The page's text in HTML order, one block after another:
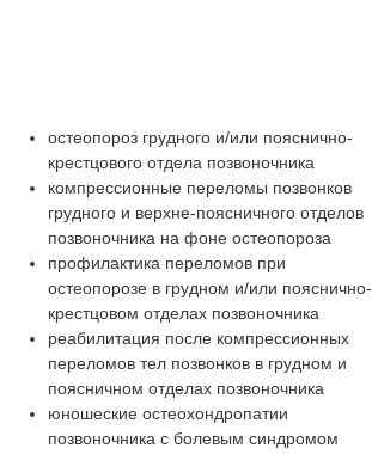
остеопороз грудного и/или пояснично-
крестцового отдела позвоночника
компрессионные переломы позвонков
грудного и верхне-поясничного отделов
позвоночника на фоне остеопороза
профилактика переломов при
остеопорозе в грудном и/или пояснично-
крестцовом отделах позвоночника
реабилитация после компрессионных
переломов тел позвонков в грудном и
поясничном отделах позвоночника
юношеские остеохондропатии
позвоночника с болевым синдромом